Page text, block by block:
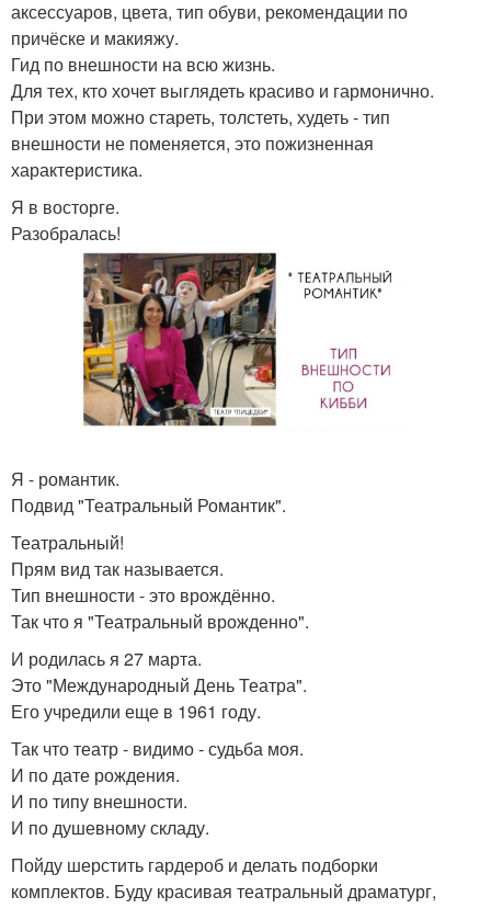
аксессуаров, цвета, тип обуви, рекомендации по
причёске и макияжу.
Гид по внешности на всю жизнь.
Для тех, кто хочет выглядеть красиво и гармонично.
При этом можно стареть, толстеть, худеть - тип
внешности не поменяется, это пожизненная
характеристика.
Я в восторге.
Разобралась!
Я - романтик.
Подвид "Театральный Романтик".
Театральный!
Прям вид так называется.
Тип внешности - это врождённо.
Так что я "Театральный врожденно".
И родилась я 27 марта.
Это "Международный День Театра".
Его учредили еще в 1961 году.
Так что театр - видимо - судьба моя.
И по дате рождения.
И по типу внешности.
И по душевному складу.
Пойду шерстить гардероб и делать подборки
комплектов. Буду красивая театральный драматург,